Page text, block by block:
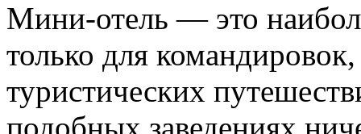
Мини-отель — это
только для
туристических